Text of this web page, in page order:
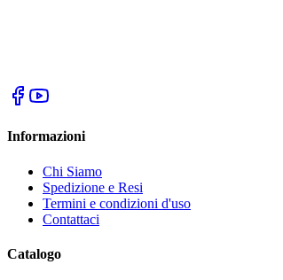
Informazioni
Chi Siamo
Spedizione e Resi
Termini e condizioni d'uso
Contattaci
Catalogo